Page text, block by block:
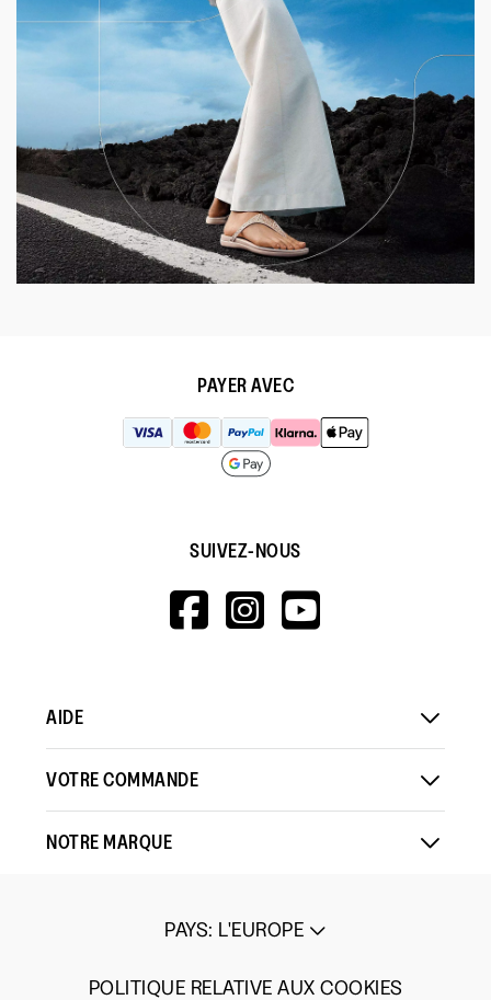
PAYER AVEC
SUIVEZ-NOUS
HTTPS://
HTTPS://
AIDE
VOTRE COMMANDE
NOTRE MARQUE
PAYS: L'EUROPE
POLITIQUE RELATIVE AUX COOKIES